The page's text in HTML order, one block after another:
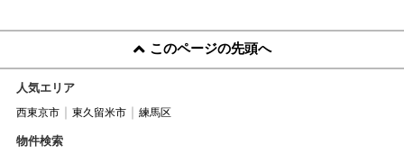
このページの先頭へ
人気エリア
西東京市 東久留米市 練馬区
物件検索